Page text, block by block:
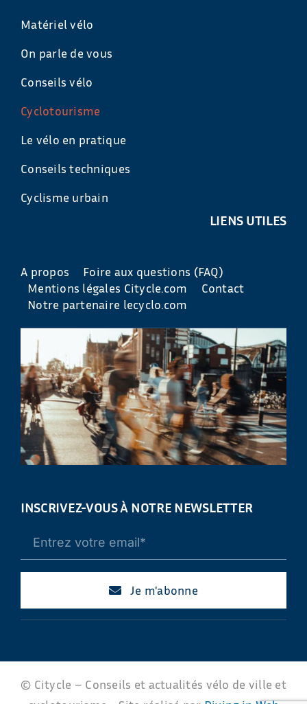
Matériel vélo
On parle de vous
Conseils vélo
Cyclotourisme
Le vélo en pratique
Conseils techniques
Cyclisme urbain
LIENS UTILES
A propos
Foire aux questions (FAQ)
Mentions légales Citycle.com
Contact
Notre partenaire lecyclo.com
INSCRIVEZ-VOUS À NOTRE NEWSLETTER
Je m'abonne
© Citycle – Conseils et actualités vélo de ville et